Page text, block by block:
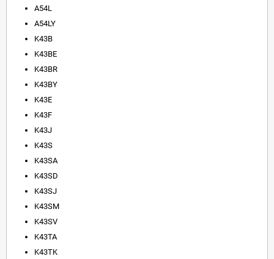
A54L
A54LY
K43B
K43BE
K43BR
K43BY
K43E
K43F
K43J
K43S
K43SA
K43SD
K43SJ
K43SM
K43SV
K43TA
K43TK